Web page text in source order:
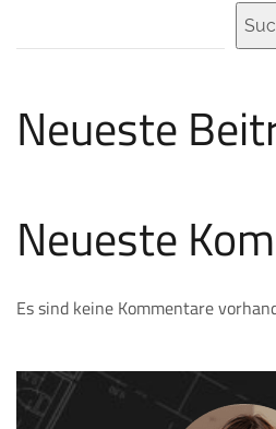
Neueste
Neueste
Es sind keine Kommentare